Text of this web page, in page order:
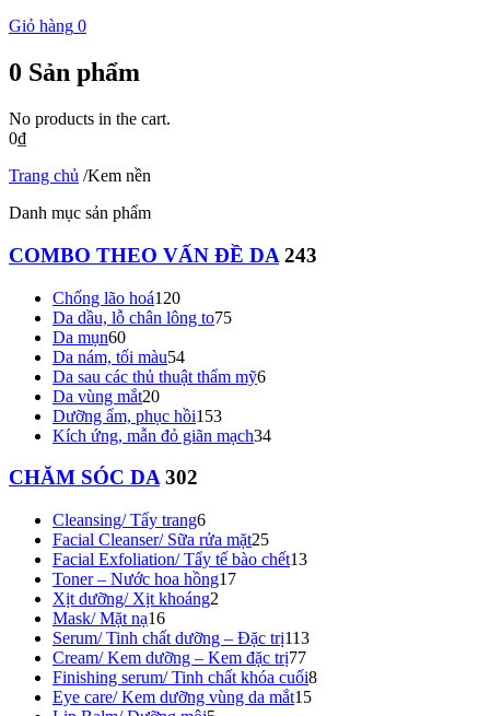
Giỏ hàng 0
0 Sản phẩm
No products in the cart.
0₫
Trang chủ /Kem nền
Danh mục sản phẩm
COMBO THEO VẤN ĐỀ DA 243
Chống lão hoá120
Da dầu, lỗ chân lông to75
Da mụn60
Da nám, tối màu54
Da sau các thủ thuật thẩm mỹ6
Da vùng mắt20
Dưỡng ẩm, phục hồi153
Kích ứng, mẫn đỏ giãn mạch34
CHĂM SÓC DA 302
Cleansing/ Tẩy trang6
Facial Cleanser/ Sữa rửa mặt25
Facial Exfoliation/ Tẩy tế bào chết13
Toner – Nước hoa hồng17
Xịt dưỡng/ Xịt khoáng2
Mask/ Mặt nạ16
Serum/ Tinh chất dưỡng – Đặc trị113
Cream/ Kem dưỡng – Kem đặc trị77
Finishing serum/ Tinh chất khóa cuối8
Eye care/ Kem dưỡng vùng da mắt15